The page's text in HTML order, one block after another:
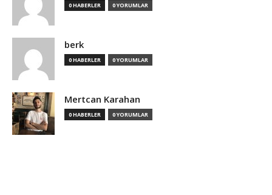
0 HABERLER 0 YORUMLAR
berk
0 HABERLER 0 YORUMLAR
Mertcan Karahan
0 HABERLER 0 YORUMLAR